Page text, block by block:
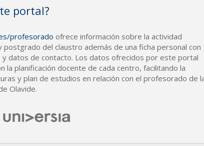
portal?
profesorado ofrece información sobre la actividad
del claustro además de una ficha personal con
y datos de contacto. Los datos ofrecidos por este portal
la planificación docente de cada centro, facilitando la
y plan de estudios en relación con el profesorado de
Olavide.